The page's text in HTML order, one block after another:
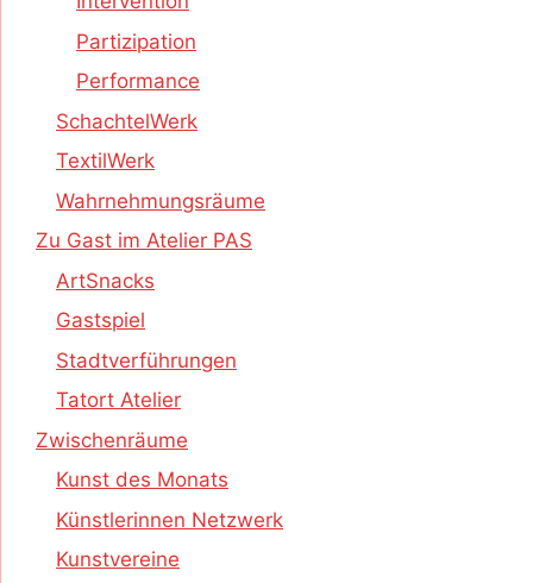
Partizipation
Performance
SchachtelWerk
TextilWerk
Wahrnehmungsräume
Zu Gast im Atelier PAS
ArtSnacks
Gastspiel
Stadtverführungen
Tatort Atelier
Zwischenräume
Kunst des Monats
Künstlerinnen Netzwerk
Kunstvereine